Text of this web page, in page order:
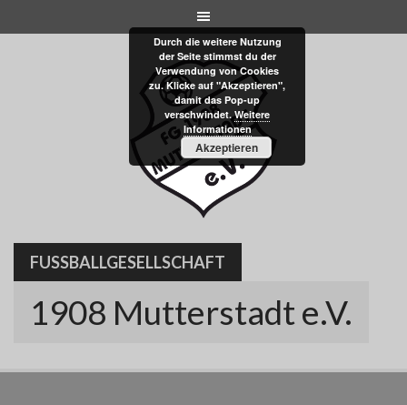
to
FUSSBALLGESELLSCHAFT
1908 Mutterstadt e.V.
Durch die weitere Nutzung
der Seite stimmst du der
Verwendung von Cookies
zu. Klicke auf "Akzeptieren",
damit das Pop-up
verschwindet.Weitere
Informationen
Akzeptieren